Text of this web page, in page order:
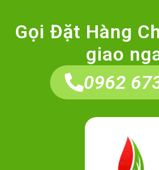
Gọi Đặt Hàng
giao
0962